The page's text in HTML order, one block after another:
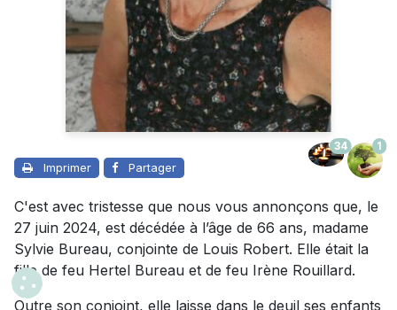
Imprimer Partager
34 1
C'est avec tristesse que nous vous annonçons que, le
27 juin 2024, est décédée à l’âge de 66 ans, madame
Sylvie Bureau, conjointe de Louis Robert. Elle était la
fille de feu Hertel Bureau et de feu Irène Rouillard.
Outre son conjoint, elle laisse dans le deuil ses enfants